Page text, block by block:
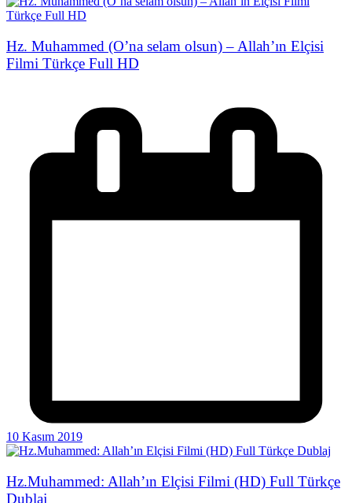
Hz. Muhammed (O’na selam olsun) – Allah’ın Elçisi
Filmi Türkçe Full HD
10 Kasım 2019
Hz.Muhammed: Allah’ın Elçisi Filmi (HD) Full Türkçe
Dublaj